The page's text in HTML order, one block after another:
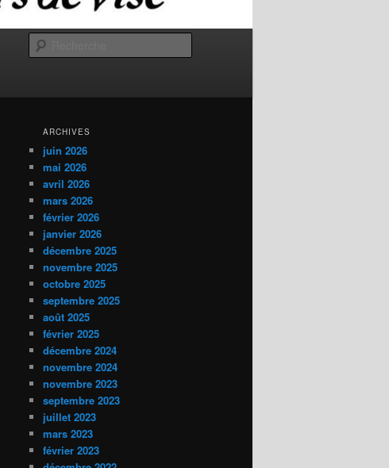
ARCHIVES
juin 2026
mai 2026
avril 2026
mars 2026
février 2026
janvier 2026
décembre 2025
novembre 2025
octobre 2025
septembre 2025
août 2025
février 2025
décembre 2024
novembre 2024
novembre 2023
septembre 2023
juillet 2023
mars 2023
février 2023